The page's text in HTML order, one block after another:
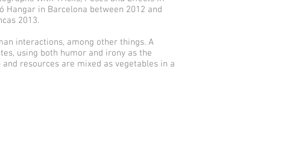
Hangar in Barcelona between 2012 and
2013.
interactions, among other things. A
using both humor and irony as the
resources are mixed as vegetables in a